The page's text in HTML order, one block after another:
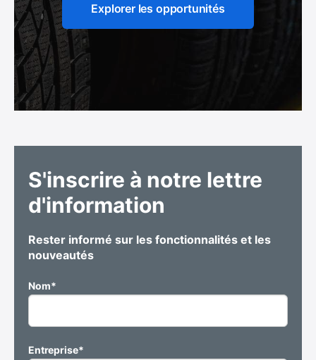
Explorer les opportunités
S'inscrire à notre lettre
d'information
Rester informé sur les fonctionnalités et les
nouveautés
Nom*
Entreprise*